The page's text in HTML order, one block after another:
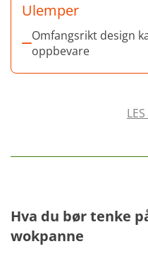
Ulemper
Omfangsrikt design
oppbevare
Hva du bør tenke
wokpanne